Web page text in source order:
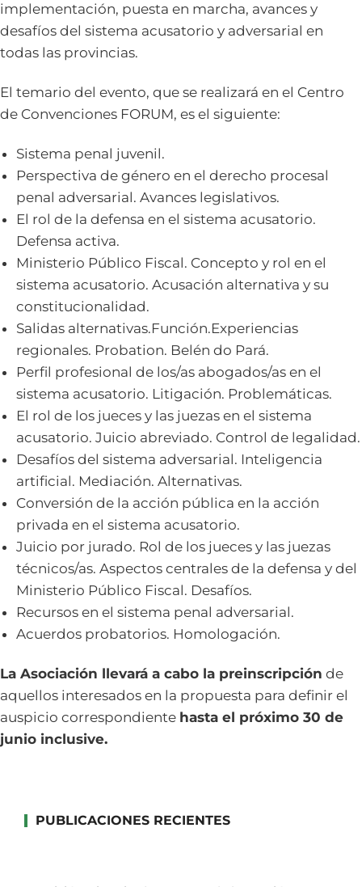
implementación, puesta en marcha, avances y
desafíos del sistema acusatorio y adversarial en
todas las provincias.
El temario del evento, que se realizará en el Centro
de Convenciones FORUM, es el siguiente:
Sistema penal juvenil.
Perspectiva de género en el derecho procesal
penal adversarial. Avances legislativos.
El rol de la defensa en el sistema acusatorio.
Defensa activa.
Ministerio Público Fiscal. Concepto y rol en el
sistema acusatorio. Acusación alternativa y su
constitucionalidad.
Salidas alternativas.Función.Experiencias
regionales. Probation. Belén do Pará.
Perfil profesional de los/as abogados/as en el
sistema acusatorio. Litigación. Problemáticas.
El rol de los jueces y las juezas en el sistema
acusatorio. Juicio abreviado. Control de legalidad.
Desafíos del sistema adversarial. Inteligencia
artificial. Mediación. Alternativas.
Conversión de la acción pública en la acción
privada en el sistema acusatorio.
Juicio por jurado. Rol de los jueces y las juezas
técnicos/as. Aspectos centrales de la defensa y del
Ministerio Público Fiscal. Desafíos.
Recursos en el sistema penal adversarial.
Acuerdos probatorios. Homologación.
La Asociación llevará a cabo la preinscripción de
aquellos interesados en la propuesta para definir el
auspicio correspondiente hasta el próximo 30 de
junio inclusive.
PUBLICACIONES RECIENTES